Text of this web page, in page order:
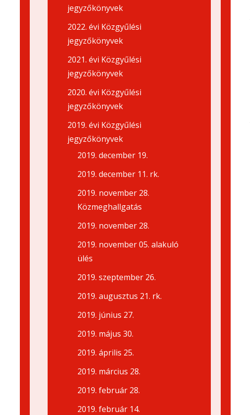
jegyzőkönyvek
2022. évi Közgyűlési
jegyzőkönyvek
2021. évi Közgyűlési
jegyzőkönyvek
2020. évi Közgyűlési
jegyzőkönyvek
2019. évi Közgyűlési
jegyzőkönyvek
2019. december 19.
2019. december 11. rk.
2019. november 28.
Közmeghallgatás
2019. november 28.
2019. november 05. alakuló
ülés
2019. szeptember 26.
2019. augusztus 21. rk.
2019. június 27.
2019. május 30.
2019. április 25.
2019. március 28.
2019. február 28.
2019. február 14.